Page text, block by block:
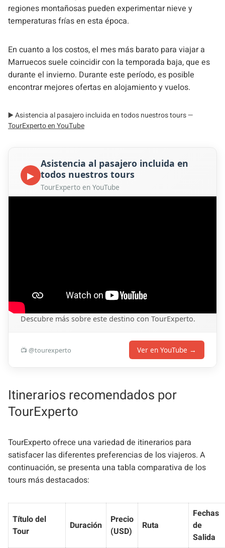
regiones montañosas pueden experimentar nieve y
temperaturas frías en esta época.
En cuanto a los costos, el mes más barato para viajar a
Marruecos suele coincidir con la temporada baja, que es
durante el invierno. Durante este período, es posible
encontrar mejores ofertas en alojamiento y vuelos.
▶️ Asistencia al pasajero incluida en todos nuestros tours —
TourExperto en YouTube
▶
Asistencia al pasajero incluida en
todos nuestros tours
TourExperto en YouTube
Descubre más sobre este destino con TourExperto.
📺 @tourexperto Ver en YouTube →
Itinerarios recomendados por
TourExperto
TourExperto ofrece una variedad de itinerarios para
satisfacer las diferentes preferencias de los viajeros. A
continuación, se presenta una tabla comparativa de los
tours más destacados:
Título del
Tour
Duración
Precio
(USD)
Ruta
Fechas
de
Salida